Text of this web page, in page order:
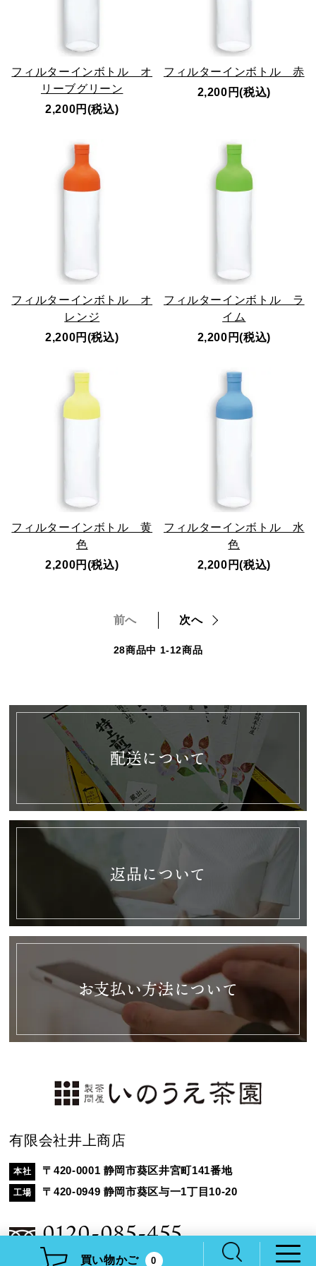
買い物かご
0
フィルターインボトル オ
リーブグリーン
2,200円(税込)
フィルターインボトル 赤
2,200円(税込)
フィルターインボトル オ
レンジ
2,200円(税込)
フィルターインボトル ラ
イム
2,200円(税込)
フィルターインボトル 黄
色
2,200円(税込)
フィルターインボトル 水
色
2,200円(税込)
前へ 次へ
28商品中 1-12商品
配送について
返品について
お支払い方法について
有限会社井上商店
本社 〒420-0001 静岡市葵区井宮町141番地
工場 〒420-0949 静岡市葵区与一1丁目10-20
0120-085-455